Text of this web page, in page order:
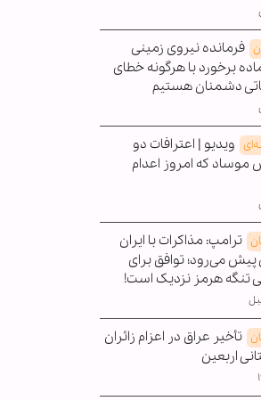
فرمانده نیروی زمینی
برخورد با هرگونه خطای
دشمنان هستیم
ویدیو | اعترافات دو
که امروز اعدام
ترامپ: مذاکرات با ایران
می‌رود؛ توافق برای
تنگه هرمز نزدیک است!
تأخیر عراق در اعزام زائران
اربعین